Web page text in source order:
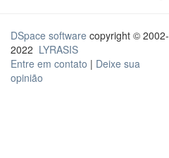
DSpace software copyright © 2002-
2022 LYRASIS
Entre em contato | Deixe sua
opinião